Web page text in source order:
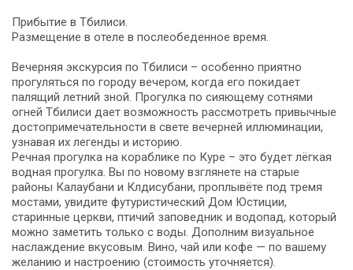
Прибытие в Тбилиси.
Размещение в отеле в послеобеденное время.
Вечерняя экскурсия по Тбилиси – особенно приятно
прогуляться по городу вечером, когда его покидает
палящий летний зной. Прогулка по сияющему сотнями
огней Тбилиси дает возможность рассмотреть привычные
достопримечательности в свете вечерней иллюминации,
узнавая их легенды и историю.
Речная прогулка на кораблике по Куре – это будет лёгкая
водная прогулка. Вы по новому взглянете на старые
районы Калаубани и Клдисубани, проплывёте под тремя
мостами, увидите футуристический Дом Юстиции,
старинные церкви, птичий заповедник и водопад, который
можно заметить только с воды. Дополним визуальное
наслаждение вкусовым. Вино, чай или кофе — по вашему
желанию и настроению (стоимость уточняется).